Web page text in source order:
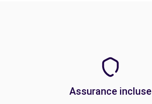
Assurance incluse